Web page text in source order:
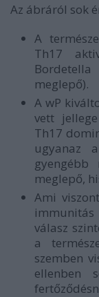
Az ábráról sok
A
Th17
meglepő).
A wP
vett
Th17
ugyanaz
meglepő,
Ami
válasz
a
szemben
ellenben